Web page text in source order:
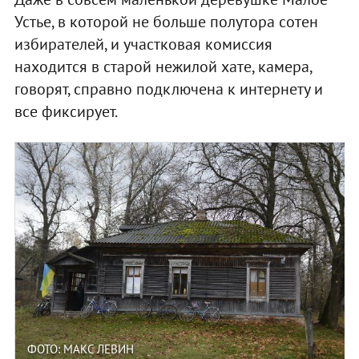
Устье, в которой не больше полутора сотен
избирателей, и участковая комиссия
находится в старой нежилой хате, камера,
говорят, справно подключена к интернету и
все фиксирует.
ФОТО: МАКС ЛЕВИН